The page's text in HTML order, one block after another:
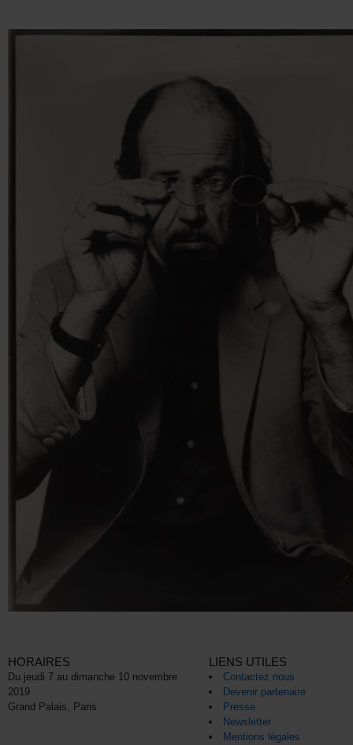
HORAIRES
Du jeudi 7 au dimanche 10 novembre
2019
Grand Palais, Paris
LIENS UTILES
Contactez nous
Devenir partenaire
Presse
Newsletter
Mentions légales